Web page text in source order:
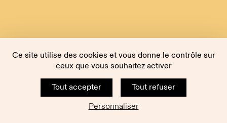
Ce site utilise des cookies et vous donne le contrôle sur
ceux que vous souhaitez activer
Tout accepter
Tout refuser
Personnaliser